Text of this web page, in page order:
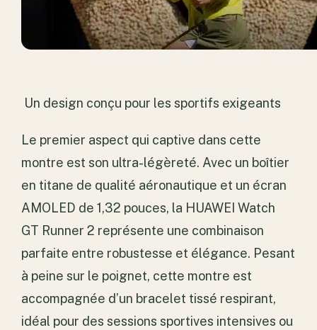
Un design conçu pour les sportifs exigeants
Le premier aspect qui captive dans cette
montre est son ultra-légèreté. Avec un boîtier
en titane de qualité aéronautique et un écran
AMOLED de 1,32 pouces, la HUAWEI Watch
GT Runner 2 représente une combinaison
parfaite entre robustesse et élégance. Pesant
à peine sur le poignet, cette montre est
accompagnée d’un bracelet tissé respirant,
idéal pour des sessions sportives intensives ou